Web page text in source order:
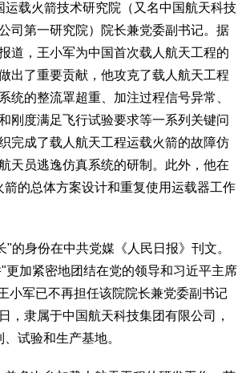
运载火箭技术研究院（又名中国航天科技
司第一研究院）院长兼党委副书记。据
道，王小军为中国首次载人航天工程的
出了重要贡献，他攻克了载人航天工程
统的整流罩超重、加注过程信号异常、
刚度满足飞行试验要求等一系列关键问
完成了载人航天工程运载火箭的故障仿
天员逃逸仿真系统的研制。此外，他在
的总体方案设计和重复使用运载器工作
的身份在中共党媒《人民日报》刊文。
加紧密地团结在党的领导和习近平主席
小军已不再担任该院院长兼党委副书记
，隶属于中国航天科技集团有限公司，
试验和生产基地。